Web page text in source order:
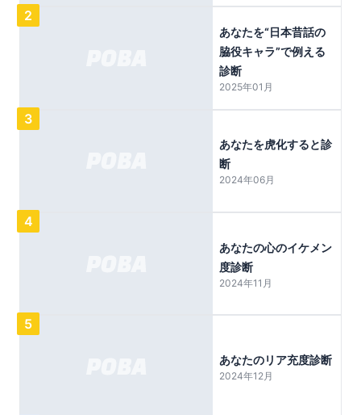
2
あなたを“日本昔話の
脇役キャラ”で例える
診断
2025年01月
3
あなたを虎化すると診
断
2024年06月
4
あなたの心のイケメン
度診断
2024年11月
5
あなたのリア充度診断
2024年12月